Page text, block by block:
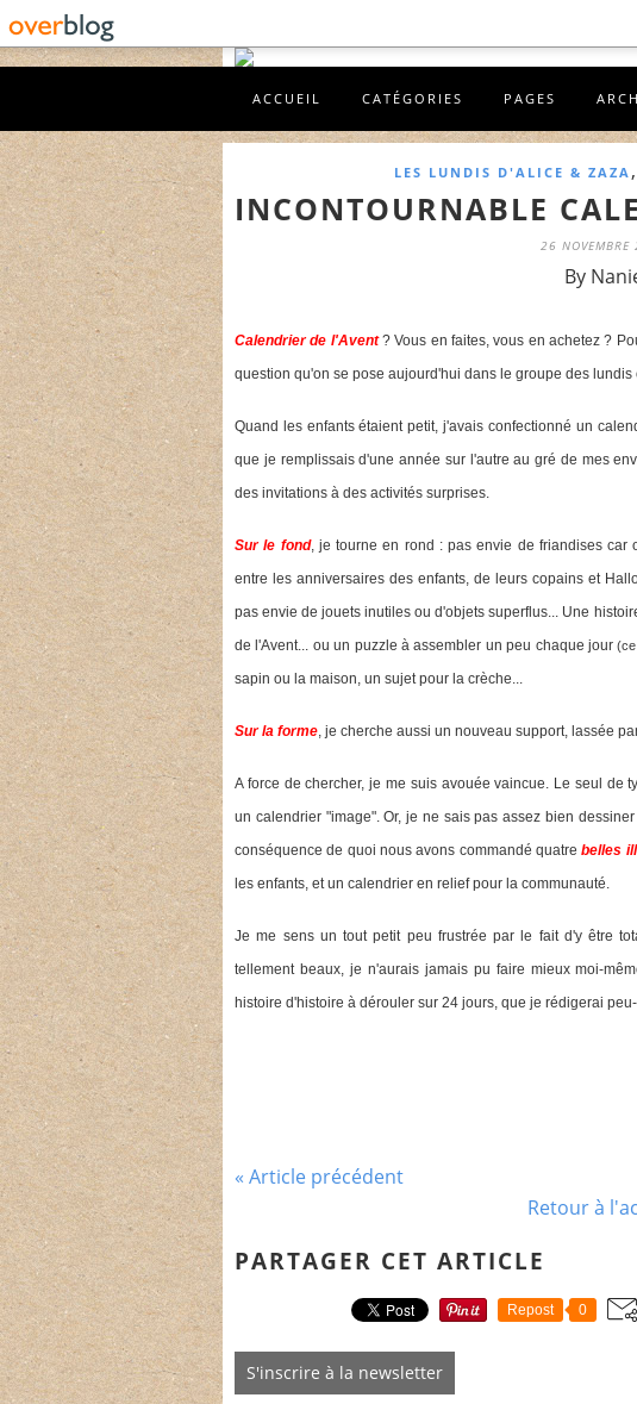
ACCUEIL CATÉGORIES PAGES
LES LUNDIS D'ALICE & ZAZA ,
INCONTOURNABLE
26 NOVEMBRE
By
Calendrier de l'Avent? Vous en faites, vous en achetez ?
question qu'on se pose aujourd'hui dans le groupe des lundis
Quand les enfants étaient petit, j'avais confectionné un
que je remplissais d'une année sur l'autre au gré de mes
des invitations à des activités surprises.
Sur le fond, je tourne en rond : pas envie de friandises car
entre les anniversaires des enfants, de leurs copains et
pas envie de jouets inutiles ou d'objets superflus... Une
de l'Avent... ou un puzzle à assembler un peu chaque jour
sapin ou la maison, un sujet pour la crèche...
Sur la forme, je cherche aussi un nouveau support, lassée
A force de chercher, je me suis avouée vaincue. Le seul de
un calendrier "image". Or, je ne sais pas assez bien
conséquence de quoi nous avons commandé quatrebelles
les enfants, et un calendrier en relief pour la communauté.
Je me sens un tout petit peu frustrée par le fait d'y être
tellement beaux, je n'aurais jamais pu faire mieux moi-
histoire d'histoire à dérouler sur 24 jours, que je rédigerai
« Article précédent
Retour à
PARTAGER CET ARTICLE
Repost 0
S'inscrire à la newsletter